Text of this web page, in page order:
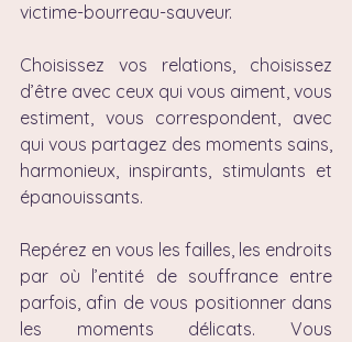
victime-bourreau-sauveur.
Choisissez vos relations, choisissez
d’être avec ceux qui vous aiment, vous
estiment, vous correspondent, avec
qui vous partagez des moments sains,
harmonieux, inspirants, stimulants et
épanouissants.
Repérez en vous les failles, les endroits
par où l’entité de souffrance entre
parfois, afin de vous positionner dans
les moments délicats. Vous